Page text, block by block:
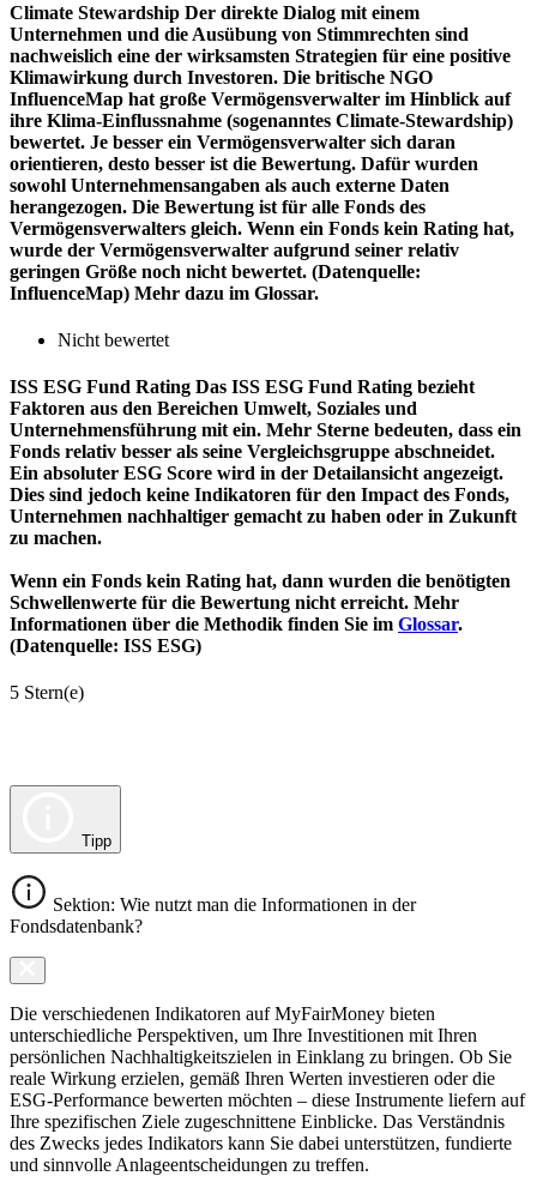
Climate Stewardship Der direkte Dialog mit einem
Unternehmen und die Ausübung von Stimmrechten sind
nachweislich eine der wirksamsten Strategien für eine positive
Klimawirkung durch Investoren. Die britische NGO
InfluenceMap hat große Vermögensverwalter im Hinblick auf
ihre Klima-Einflussnahme (sogenanntes Climate-Stewardship)
bewertet. Je besser ein Vermögensverwalter sich daran
orientieren, desto besser ist die Bewertung. Dafür wurden
sowohl Unternehmensangaben als auch externe Daten
herangezogen. Die Bewertung ist für alle Fonds des
Vermögensverwalters gleich. Wenn ein Fonds kein Rating hat,
wurde der Vermögensverwalter aufgrund seiner relativ
geringen Größe noch nicht bewertet. (Datenquelle:
InfluenceMap) Mehr dazu im Glossar.
Nicht bewertet
ISS ESG Fund Rating Das ISS ESG Fund Rating bezieht
Faktoren aus den Bereichen Umwelt, Soziales und
Unternehmensführung mit ein. Mehr Sterne bedeuten, dass ein
Fonds relativ besser als seine Vergleichsgruppe abschneidet.
Ein absoluter ESG Score wird in der Detailansicht angezeigt.
Dies sind jedoch keine Indikatoren für den Impact des Fonds,
Unternehmen nachhaltiger gemacht zu haben oder in Zukunft
zu machen.
Wenn ein Fonds kein Rating hat, dann wurden die benötigten
Schwellenwerte für die Bewertung nicht erreicht. Mehr
Informationen über die Methodik finden Sie im Glossar.
(Datenquelle: ISS ESG)
5 Stern(e)
Tipp
Sektion: Wie nutzt man die Informationen in der
Fondsdatenbank?
Die verschiedenen Indikatoren auf MyFairMoney bieten
unterschiedliche Perspektiven, um Ihre Investitionen mit Ihren
persönlichen Nachhaltigkeitszielen in Einklang zu bringen. Ob Sie
reale Wirkung erzielen, gemäß Ihren Werten investieren oder die
ESG-Performance bewerten möchten – diese Instrumente liefern auf
Ihre spezifischen Ziele zugeschnittene Einblicke. Das Verständnis
des Zwecks jedes Indikators kann Sie dabei unterstützen, fundierte
und sinnvolle Anlageentscheidungen zu treffen.